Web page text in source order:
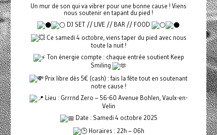
Un mur de son qui va vibrer pour une bonne cause ! Viens
nous soutenir en tapant du pied !
DJ SET // LIVE // BAR // FOOD
Ce samedi 4 octobre, viens taper du pied avec nous
toute la nuit !
Ton énergie compte : chaque entrée soutient Keep
Smiling
Prix libre dès 5€ (cash) : fais la fête tout en soutenant
notre cause !
Lieu : Grrrnd Zero – 56-60 Avenue Bohlen, Vaulx-en-
Velin
Date : Samedi 4 octobre 2025
Horaires : 22h – 06h